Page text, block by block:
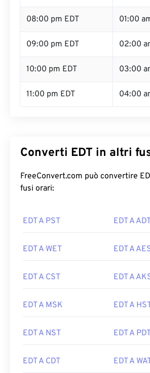
08:00 pm EDT 01:00
09:00 pm EDT 02:00
10:00 pm EDT 03:00
11:00 pm EDT 04:00
Converti EDT in altri
FreeConvert.com può convertire
fusi orari:
EDT A PST EDT A
EDT A WET EDT A
EDT A CST EDT A
EDT A MSK EDT A
EDT A NST EDT A
EDT A CDT EDT A